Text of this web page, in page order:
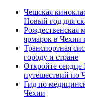
Чешская
Новый год для
Рождественская
ярмарок в Чехии
Транспортная
городу и стране
Откройте
путешествий по
Гид по
Чехии